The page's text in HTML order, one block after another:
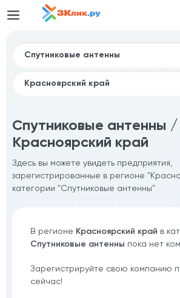
Спутниковые антенны /
Красноярский край
Здесь вы можете увидеть предприятия,
зарегистрированные в регионе
категории "Спутниковые антенны"
В регионе Красноярский край в
Спутниковые антенны пока нет
Зарегистрируйте свою компанию
сейчас!